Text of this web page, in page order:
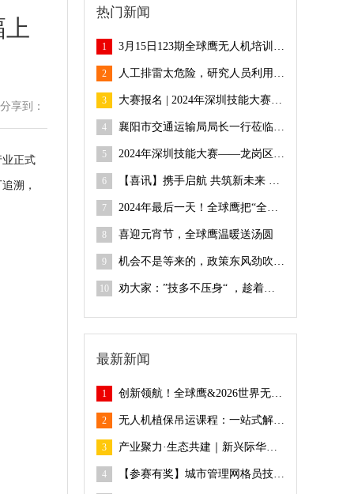
分享到：
正式
溯，
热门新闻
1 3月15日123期全球鹰无人机培训班火热报名中！
2 人工排雷太危险，研究人员利用无人机配合蜜蜂排雷
3 大赛报名 | 2024年深圳技能大赛——龙岗区无人机驾驶员职业技能竞赛开始报名啦~
4 襄阳市交通运输局局长一行莅临全球鹰无人机基地考察合作，共探合作新机遇
5 2024年深圳技能大赛——龙岗区无人机驾驶员职业技能竞赛等你来参与，速戳→
6 【喜讯】携手启航 共筑新未来 全球鹰湖南衡阳大浦培训基地揭牌！
7 2024年最后一天！全球鹰把“全国无人机飞手培训”四项大奖包圆啦
8 喜迎元宵节，全球鹰温暖送汤圆
9 机会不是等来的，政策东风劲吹 “低空经济”迎来黄金机遇期 |全球鹰241期无人机考证开班仪式
10 劝大家：”技多不压身“ ，趁着空闲时间尽早入行”低空经济“| 全球鹰第240期无人机考证开班仪式
最新新闻
1 创新领航！全球鹰&2026世界无人机大会圆满落幕
2 无人机植保吊运课程：一站式解决农业作业难题！
3 产业聚力·生态共建｜新兴际华应急产业公司、广东省应急协会领导莅临全球鹰指导
4 【参赛有奖】城市管理网格员技能竞赛，报名开始啦！